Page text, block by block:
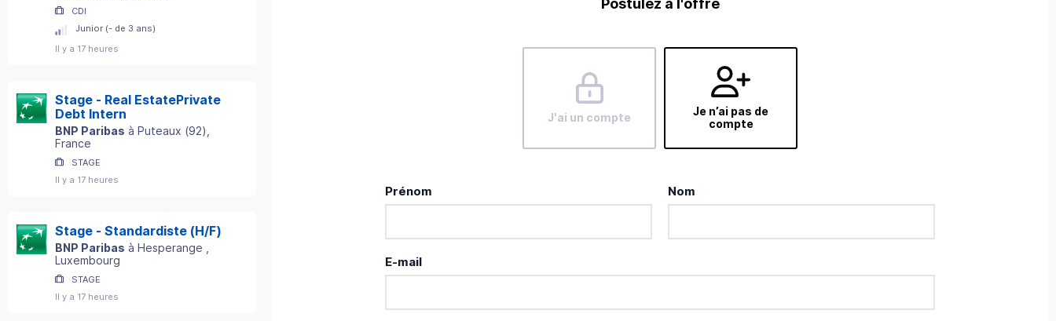
CDI
Junior (- de 3 ans)
Il y a 17 heures
Stage - Real EstatePrivate
Debt Intern
BNP Paribas à Puteaux (92)
France
STAGE
Il y a 17 heures
Stage - Standardiste (H/F)
BNP Paribas à Hesperange
Luxembourg
STAGE
Il y a 17 heures
J'ai un compte
Je n’ai pas de
compte
Prénom Nom
E-mail